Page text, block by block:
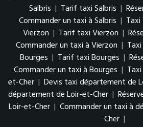
Salbris | Tarif taxi Salbris |
Commander un taxi à Salbris |
Vierzon | Tarif taxi Vierzon |
Commander un taxi à Vierzon |
Bourges | Tarif taxi Bourges |
Commander un taxi à Bourges |
et-Cher | Devis taxi département de
département de Loir-et-Cher |
Loir-et-Cher | Commander un taxi à
Cher |